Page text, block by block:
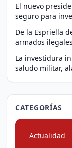
El nuevo
seguro para
De la Espriella
armados
La investidura
saludo militar,
CATEGORÍAS
Actualidad